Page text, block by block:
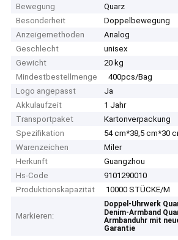
Bewegung
Quarz
Besonderheit
Doppelbewegung
Anzeigemethoden
Analog
Geschlecht
unisex
Gewicht
20 kg
Mindestbestellmenge
400pcs/Bag
Logo angepasst
Ja
Akkulaufzeit
1 Jahr
Transportpaket
Kartonverpackung
Spezifikation
54 cm*38,5 cm*30
Warenzeichen
Miler
Herkunft
Guangzhou
Hs-Code
9101290010
Produktionskapazität
10000 STÜCKE/M
Markieren:
Doppel-Uhrwerk
Denim-Armband
Armbanduhr mit
Garantie